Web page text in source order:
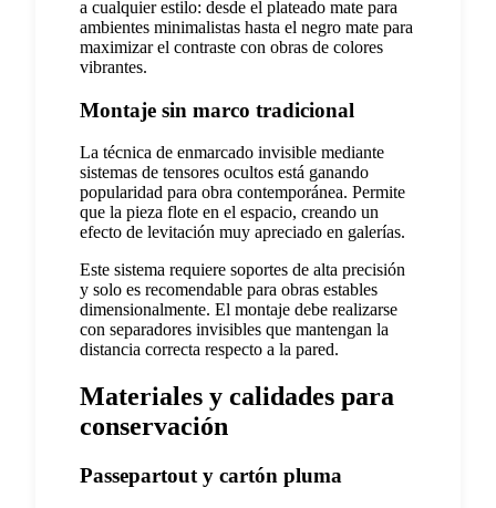
a cualquier estilo: desde el plateado mate para
ambientes minimalistas hasta el negro mate para
maximizar el contraste con obras de colores
vibrantes.
Montaje sin marco tradicional
La técnica de enmarcado invisible mediante
sistemas de tensores ocultos está ganando
popularidad para obra contemporánea. Permite
que la pieza flote en el espacio, creando un
efecto de levitación muy apreciado en galerías.
Este sistema requiere soportes de alta precisión
y solo es recomendable para obras estables
dimensionalmente. El montaje debe realizarse
con separadores invisibles que mantengan la
distancia correcta respecto a la pared.
Materiales y calidades para
conservación
Passepartout y cartón pluma